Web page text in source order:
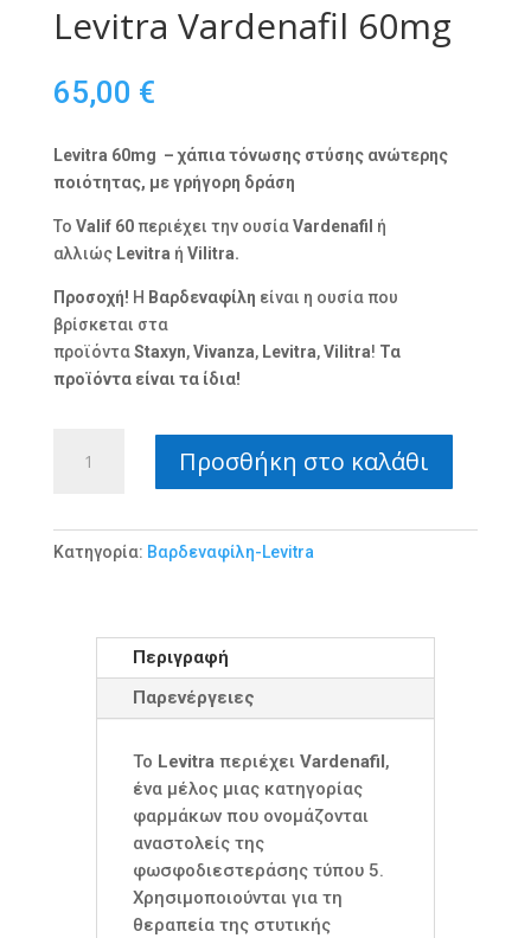
Levitra Vardenafil 60mg
65,00 €
Levitra 60mg – χάπια τόνωσης στύσης ανώτερης
ποιότητας, με γρήγορη δράση
Το Valif 60περιέχει την ουσίαVardenafil ή
αλλιώς Levitra ή Vilitra.
Προσοχή! Η Βαρδεναφίλη είναι η ουσία που
βρίσκεται στα
προϊόνταStaxyn,Vivanza, Levitra,Vilitra! Τα
προϊόντα είναι τα ίδια!
Vardenafil
Προσθήκη στο καλάθι
Κατηγορία: Βαρδεναφίλη-Levitra
Περιγραφή
Παρενέργειες
Το Levitra περιέχει Vardenafil,
ένα μέλος μιας κατηγορίας
φαρμάκων που ονομάζονται
αναστολείς της
φωσφοδιεστεράσης τύπου 5.
Χρησιμοποιούνται για τη
θεραπεία της στυτικής